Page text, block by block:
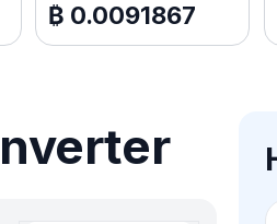
₿ 0.0091867